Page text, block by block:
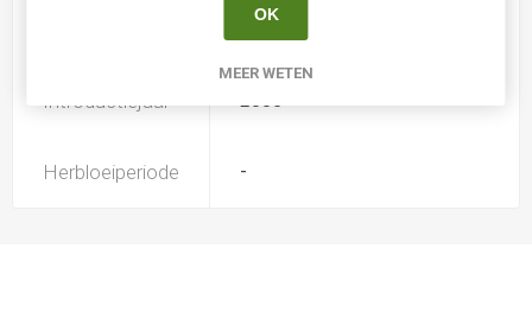
Introductiejaar 2005
Herbloeiperiode -
OK
MEER WETEN